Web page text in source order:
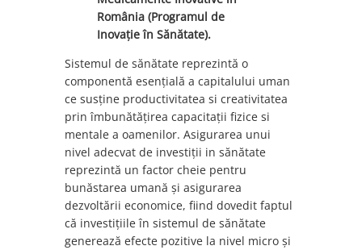
România (Programul de
Inovație în Sănătate).
Sistemul de sănătate reprezintă o
componentă esențială a capitalului uman
ce susține productivitatea si creativitatea
prin îmbunătățirea capacitații fizice si
mentale a oamenilor. Asigurarea unui
nivel adecvat de investiții in sănătate
reprezintă un factor cheie pentru
bunăstarea umană și asigurarea
dezvoltării economice, fiind dovedit faptul
că investițiile în sistemul de sănătate
generează efecte pozitive la nivel micro și